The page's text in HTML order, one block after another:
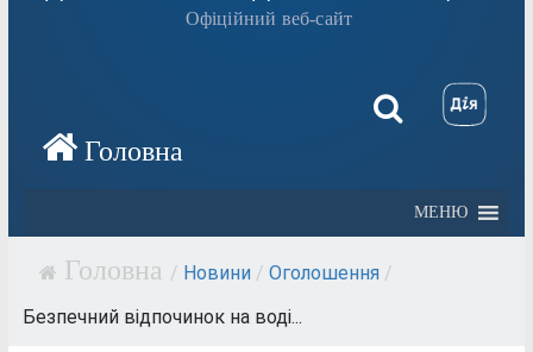
Офіційний веб-сайт
МЕНЮ
/ Новини / Оголошення /
Безпечний відпочинок на воді...